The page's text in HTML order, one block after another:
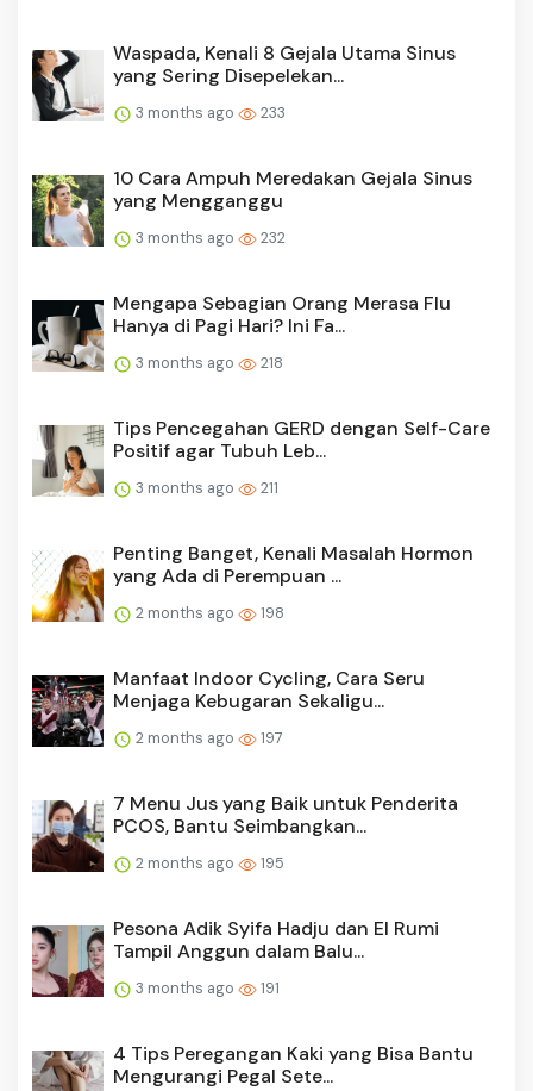
Waspada, Kenali 8 Gejala Utama Sinus
yang Sering Disepelekan...
3 months ago 233
10 Cara Ampuh Meredakan Gejala Sinus
yang Mengganggu
3 months ago 232
Mengapa Sebagian Orang Merasa Flu
Hanya di Pagi Hari? Ini Fa...
3 months ago 218
Tips Pencegahan GERD dengan Self-Care
Positif agar Tubuh Leb...
3 months ago 211
Penting Banget, Kenali Masalah Hormon
yang Ada di Perempuan ...
2 months ago 198
Manfaat Indoor Cycling, Cara Seru
Menjaga Kebugaran Sekaligu...
2 months ago 197
7 Menu Jus yang Baik untuk Penderita
PCOS, Bantu Seimbangkan...
2 months ago 195
Pesona Adik Syifa Hadju dan El Rumi
Tampil Anggun dalam Balu...
3 months ago 191
4 Tips Peregangan Kaki yang Bisa Bantu
Mengurangi Pegal Sete...